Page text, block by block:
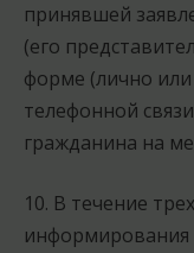
принявшей
(его
форме (лично
телефонной
гражданина на
10. В течение
информирования